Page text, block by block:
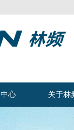
心 关于林